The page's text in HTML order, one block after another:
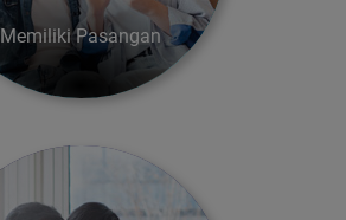
Memiliki Pasangan